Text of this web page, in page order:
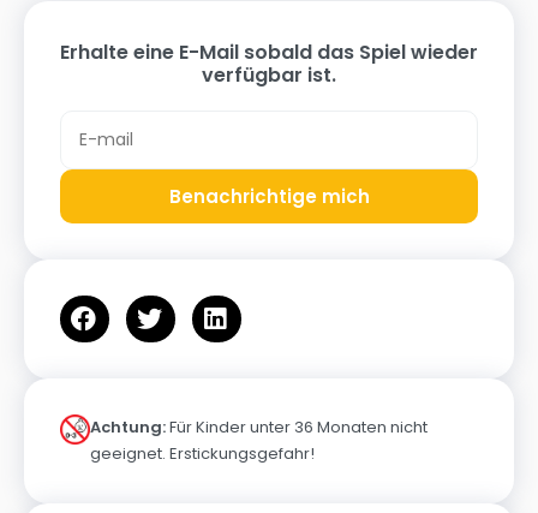
Erhalte eine E-Mail sobald das Spiel wieder
verfügbar ist.
Benachrichtige mich
Achtung:Für Kinder unter 36 Monaten nicht
geeignet. Erstickungsgefahr!